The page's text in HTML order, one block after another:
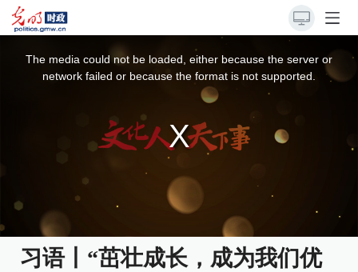
The media could not be loaded, either because the server or
network failed or because the format is not supported.
习语丨“茁壮成长，成为我们优